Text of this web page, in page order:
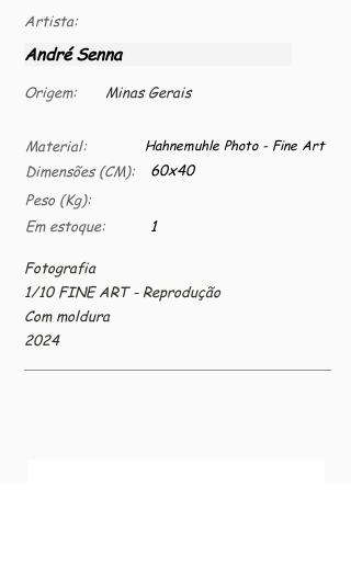
Artista:
André Senna
Origem: Minas Gerais
Material:
Dimensões (CM):
Peso (Kg):
Em estoque:
Hahnemuhle Photo - Fine Art
60x40
1
Fotografia
1/10 FINE ART - Reprodução
Com moldura
2024